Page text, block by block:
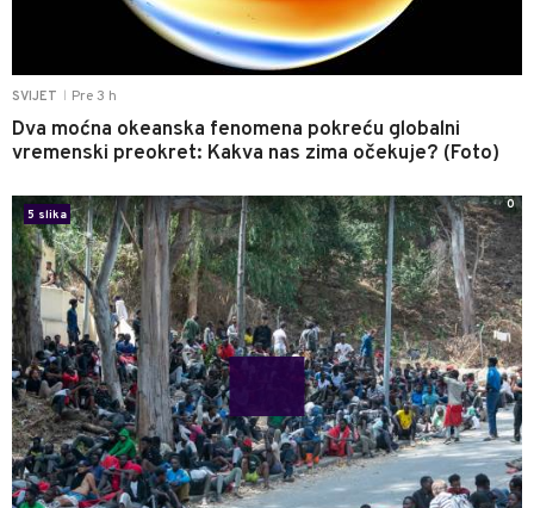
SVIJET Pre 3 h
Dva moćna okeanska fenomena pokreću globalni
vremenski preokret: Kakva nas zima očekuje? (Foto)
5 slika
0